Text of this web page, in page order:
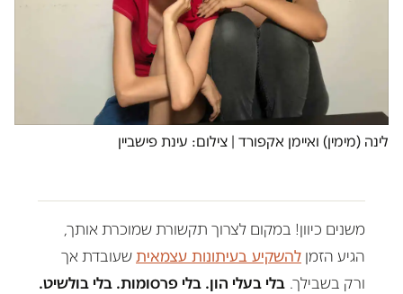
לינה (מימין) ואיימן אקפורד | צילום: עינת פישביין
משנים כיוון! במקום לצרוך תקשורת שמוכרת אותך,
הגיע הזמן להשקיע בעיתונות עצמאיתשעובדת אך
ורק בשבילך. בלי בעלי הון. בלי פרסומות. בלי בולשיט.